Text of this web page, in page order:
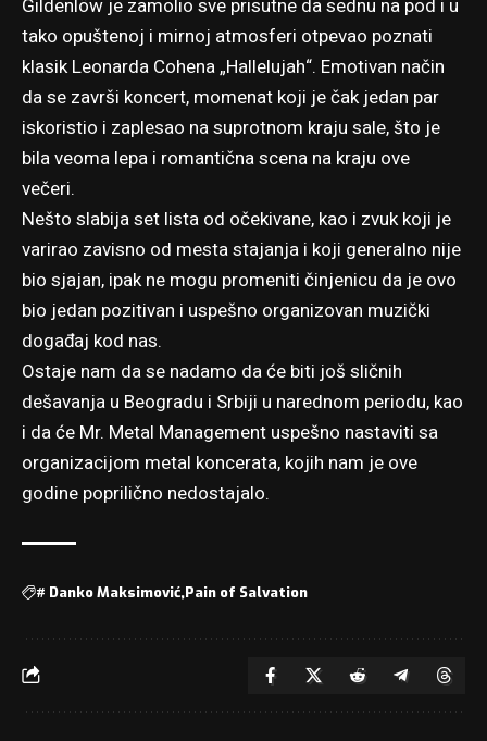
Gildenlöw je zamolio sve prisutne da sednu na pod i u
tako opuštenoj i mirnoj atmosferi otpevao poznati
klasik Leonarda Cohena „Hallelujah“. Emotivan način
da se završi koncert, momenat koji je čak jedan par
iskoristio i zaplesao na suprotnom kraju sale, što je
bila veoma lepa i romantična scena na kraju ove
večeri.
Nešto slabija set lista od očekivane, kao i zvuk koji je
varirao zavisno od mesta stajanja i koji generalno nije
bio sjajan, ipak ne mogu promeniti činjenicu da je ovo
bio jedan pozitivan i uspešno organizovan muzički
događaj kod nas.
Ostaje nam da se nadamo da će biti još sličnih
dešavanja u Beogradu i Srbiji u narednom periodu, kao
i da će Mr. Metal Management uspešno nastaviti sa
organizacijom metal koncerata, kojih nam je ove
godine poprilično nedostajalo.
# Danko Maksimović Pain of Salvation